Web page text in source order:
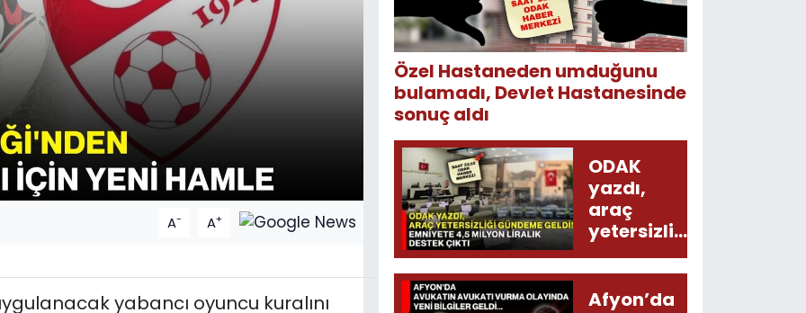
A- A+
yabancı oyuncu kuralını
Özel Hastaneden umduğunu
bulamadı, Devlet Hastanesinde
sonuç aldı
ODAK
yazdı,
araç
yetersizliği
gündeme
geldi!
Emniyete
Afyon’da